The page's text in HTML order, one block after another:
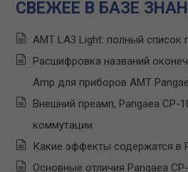
СВЕЖЕЕ В БАЗЕ
AMT LA3 Light: полный список
Расшифровка названий
Amp для приборов AMT
Внешний преамп, Pangaea CP-
коммутации
Какие эффекты содержатся в
Основные отличия Pangaea